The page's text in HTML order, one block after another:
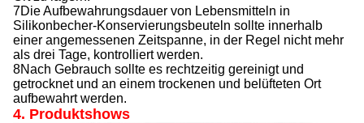
7Die Aufbewahrungsdauer von Lebensmitteln in
Silikonbecher-Konservierungsbeuteln sollte innerhalb
einer angemessenen Zeitspanne, in der Regel nicht mehr
als drei Tage, kontrolliert werden.
8Nach Gebrauch sollte es rechtzeitig gereinigt und
getrocknet und an einem trockenen und belüfteten Ort
aufbewahrt werden.
4. Produktshows